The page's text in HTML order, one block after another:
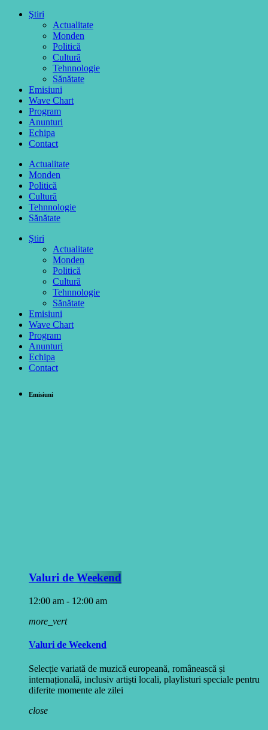
Ştiri
Actualitate
Monden
Politică
Cultură
Tehnnologie
Sănătate
Emisiuni
Wave Chart
Program
Anunturi
Echipa
Contact
Actualitate
Monden
Politică
Cultură
Tehnnologie
Sănătate
Ştiri
Actualitate
Monden
Politică
Cultură
Tehnnologie
Sănătate
Emisiuni
Wave Chart
Program
Anunturi
Echipa
Contact
Emisiuni
Valuri de Weekend
12:00 am - 12:00 am
more_vert
Valuri de Weekend
Selecție variată de muzică europeană, românească și
internațională, inclusiv artiști locali, playlisturi speciale pentru
diferite momente ale zilei
close